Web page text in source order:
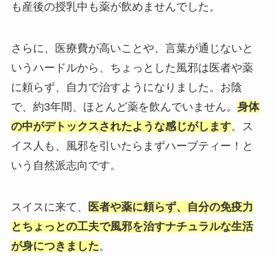
も産後の授乳中も薬が飲めませんでした。
さらに、医療費が高いことや、言葉が通じないと
いうハードルから、ちょっとした風邪は医者や薬
に頼らず、自力で治すようになりました。お陰
で、約3年間、ほとんど薬を飲んでいません。 身体
の中がデトックスされたような感じがします。ス
イス人も、風邪を引いたらまずハーブティー！と
いう自然派志向です。
スイスに来て、
医者や薬に頼らず、自分の免疫力
とちょっとの工夫で風邪を治すナチュラルな生活
が身につきました。